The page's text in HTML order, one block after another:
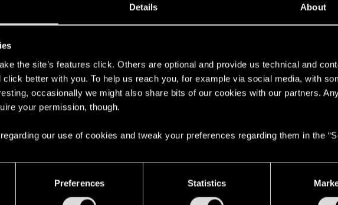
Details About
the site’s features click. Others are optional and provide us technical and
better with you. To help us reach you, for example via social media, with
occasionally we might also share bits of our cookies with our partners.
your permission, though.
our use of cookies and tweak your preferences regarding them in the
Preferences Statistics
Rekonstrukcja historyczna
w Niepołomicach upłynęło sporo czasu ale grupa RECORDO właśnie udostępniła...
"Pieśni Lodu i Ognia" ("A Song of Ice and Fire") / adaptacje HBO.
teraz ... Skomentowałbym słowami mistrza Grzyba ale cenzura nie puści.
krukow/
dodatku Wiedźmin 3: Dziki Gon – Pieśni przeszłości
choćby na trailerach Gromdy. Głos żyleta!